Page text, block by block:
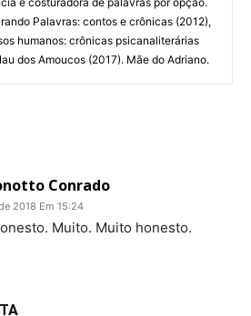
Palavras: contos e crônicas (2012),
humanos: crônicas psicanaliterárias
dos Amoucos (2017). Mãe do Adriano.
Conrado
2018 Em 15:24
Muito. Muito honesto.